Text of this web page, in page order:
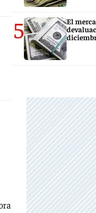
5
El